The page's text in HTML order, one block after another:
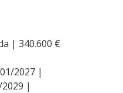
| 340.600 €
2027 |
|